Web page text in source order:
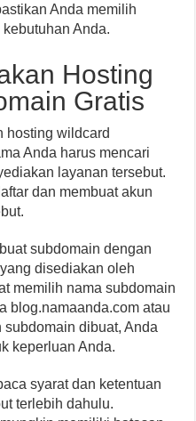
Anda memilih
Anda.
Hosting
Gratis
hosting wildcard
Anda harus mencari
layanan tersebut.
dan membuat akun
subdomain dengan
disediakan oleh
memilih nama subdomain
blog.namaanda.com atau
dibuat, Anda
keperluan Anda.
syarat dan ketentuan
terlebih dahulu.